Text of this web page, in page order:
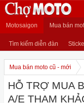
Motosaigon Mua bán
Tìm kiếm diễn đàn
Mua bán moto cũ - mới
HỖ TRỢ MUA
A/E THAM